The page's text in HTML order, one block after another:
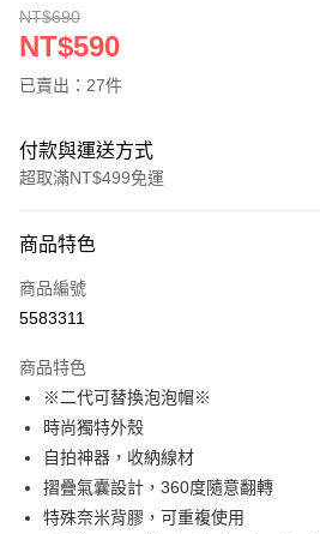
NT$690
NT$590
已賣出：27件
付款與運送方式
超取滿NT$499免運
信用卡一次付款
超商取貨付款
Apple Pay
街口支付
悠遊付
AFTEE先享後付
商品特色
商品編號
5583311
商品特色
※二代可替換泡泡帽※
時尚獨特外殼
自拍神器，收納線材
摺疊氣囊設計，360度隨意翻轉
特殊奈米背膠，可重複使用